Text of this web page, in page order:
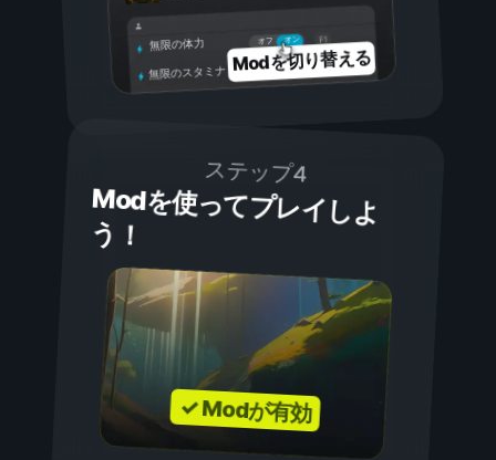
オン
オフ
無限の体力
無限のスタミナ Modを切り替える
ステップ4
Modを使ってプレイしよ
う！
✓ Modが有効